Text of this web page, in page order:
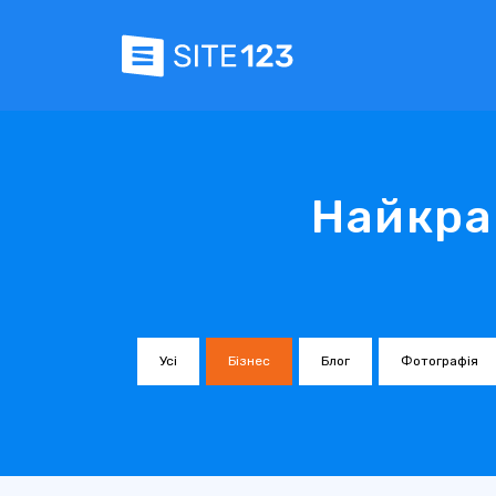
Усі Бізнес Блог Фотографія